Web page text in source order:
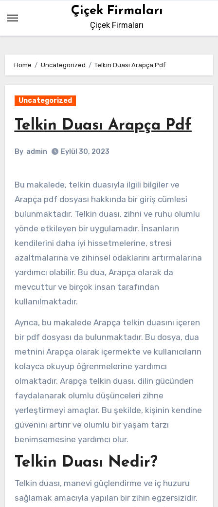
content
Çiçek Firmaları
Çiçek Firmaları
Home Uncategorized Telkin Duası Arapça Pdf
Uncategorized
Telkin Duası Arapça Pdf
By admin Eylül 30, 2023
Bu makalede, telkin duasıyla ilgili bilgiler ve
Arapça pdf dosyası hakkında bir giriş cümlesi
bulunmaktadır. Telkin duası, zihni ve ruhu olumlu
yönde etkileyen bir uygulamadır. İnsanların
kendilerini daha iyi hissetmelerine, stresi
azaltmalarına ve zihinsel odaklarını artırmalarına
yardımcı olabilir. Bu dua, Arapça olarak da
mevcuttur ve birçok insan tarafından
kullanılmaktadır.
Ayrıca, bu makalede Arapça telkin duasını içeren
bir pdf dosyası da bulunmaktadır. Bu dosya, dua
metnini Arapça olarak içermekte ve kullanıcıların
kolayca okuyup öğrenmelerine yardımcı
olmaktadır. Arapça telkin duası, dilin gücünden
faydalanarak olumlu düşünceleri zihne
yerleştirmeyi amaçlar. Bu şekilde, kişinin kendine
güvenini artırır ve olumlu bir yaşam tarzı
benimsemesine yardımcı olur.
Telkin Duası Nedir?
Telkin duası, manevi güçlendirme ve iç huzuru
sağlamak amacıyla yapılan bir zihin egzersizidir.